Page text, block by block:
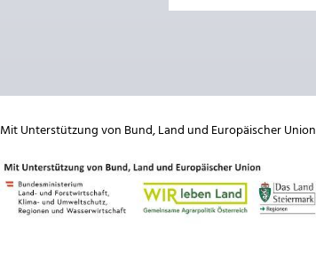
Mit Unterstützung von Bund,Land und Europäischer Union